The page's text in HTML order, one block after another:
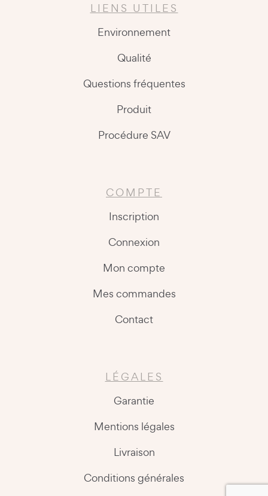
LIENS UTILES
Environnement
Qualité
Questions fréquentes
Produit
Procédure SAV
COMPTE
Inscription
Connexion
Mon compte
Mes commandes
Contact
LÉGALES
Garantie
Mentions légales
Livraison
Conditions générales